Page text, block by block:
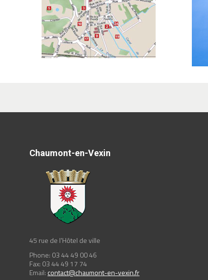
Chaumont-en-Vexin
45 rue de l'Hôtel de ville
Phone: 03 44 49 00 46
Fax: 03 44 49 17 74
Email: contact@chaumont-en-vexin.fr